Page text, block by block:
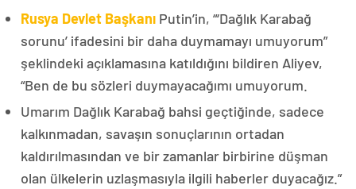
Rusya Devlet Başkanı Putin’in, “‘Dağlık Karabağ
sorunu’ ifadesini bir daha duymamayı umuyorum”
şeklindeki açıklamasına katıldığını bildiren Aliyev,
“Ben de bu sözleri duymayacağımı umuyorum.
Umarım Dağlık Karabağ bahsi geçtiğinde, sadece
kalkınmadan, savaşın sonuçlarının ortadan
kaldırılmasından ve bir zamanlar birbirine düşman
olan ülkelerin uzlaşmasıyla ilgili haberler duyacağız.”